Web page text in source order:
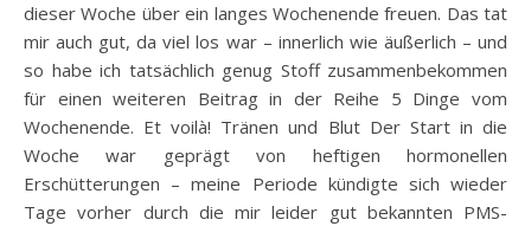
dieser Woche über ein langes Wochenende freuen. Das tat
mir auch gut, da viel los war – innerlich wie äußerlich – und
so habe ich tatsächlich genug Stoff zusammenbekommen
für einen weiteren Beitrag in der Reihe 5 Dinge vom
Wochenende. Et voilà! Tränen und Blut Der Start in die
Woche war geprägt von heftigen hormonellen
Erschütterungen – meine Periode kündigte sich wieder
Tage vorher durch die mir leider gut bekannten PMS-